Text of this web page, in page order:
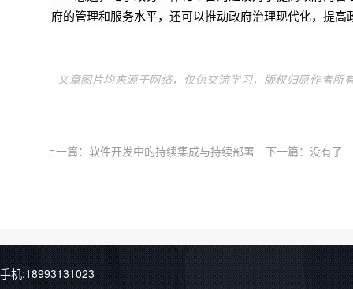
府的管理和服务水平，还可以推动政府治理现代化，提高
文章图片均来源于网络，仅供交流学习，版权归原作者所
上一篇： 软件开发中的持续集成与持续部署 下一篇：没有了
手机:18993131023